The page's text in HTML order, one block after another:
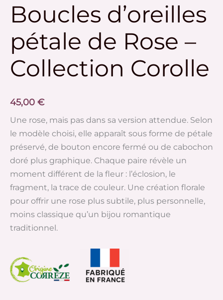
Boucles d’oreilles
pétale de Rose –
Collection Corolle
45,00 €
Une rose, mais pas dans sa version attendue. Selon
le modèle choisi, elle apparaît sous forme de pétale
préservé, de bouton encore fermé ou de cabochon
doré plus graphique. Chaque paire révèle un
moment différent de la fleur : l’éclosion, le
fragment, la trace de couleur. Une création florale
pour offrir une rose plus subtile, plus personnelle,
moins classique qu’un bijou romantique
traditionnel.